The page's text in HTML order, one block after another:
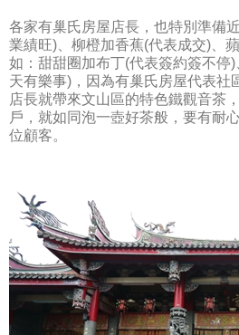
各家有巢氏房屋店長，也特別準備
業績旺)、柳橙加香蕉(代表成交)、
如：甜甜圈加布丁(代表簽約簽不停
天有樂事)，因為有巢氏房屋代表
店長就帶來文山區的特色鐵觀音茶
戶，就如同泡一壺好茶般，要有耐
位顧客。